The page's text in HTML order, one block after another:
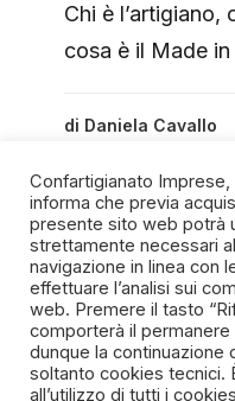
Chi è l’artigiano,
cosa è il Made
di Daniela Cavallo
SPIRITO ARTIGIANO
Un progetto della
Germozzi onlus
Confartigianato
informa che previa
presente sito web potrà
strettamente necessari
navigazione in linea con
effettuare l’analisi sui
web. Premere il tasto
comporterà il
dunque la continuazione
soltanto cookies tecnici.
all’utilizzo di tutti i